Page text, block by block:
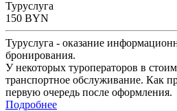
Туруслуга
150 BYN
Туруслуга - оказание
бронирования.
У некоторых туроператоров в
транспортное обслуживание. Как
первую очередь после оформления.
Подробнее